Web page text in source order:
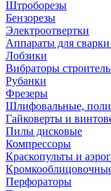
Штроборезы
Бензорезы
Электроотвертки
Аппараты для
Лобзики
Вибраторы
Рубанки
Фрезеры
Шлифовальные,
Гайковерты и
Пилы дисковые
Компрессоры
Краскопульты и
Перфораторы